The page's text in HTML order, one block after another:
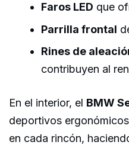
Faros LED que
Parrilla frontal
Rines de
contribuyen al
En el interior, el BMW
deportivos
en cada rincón,